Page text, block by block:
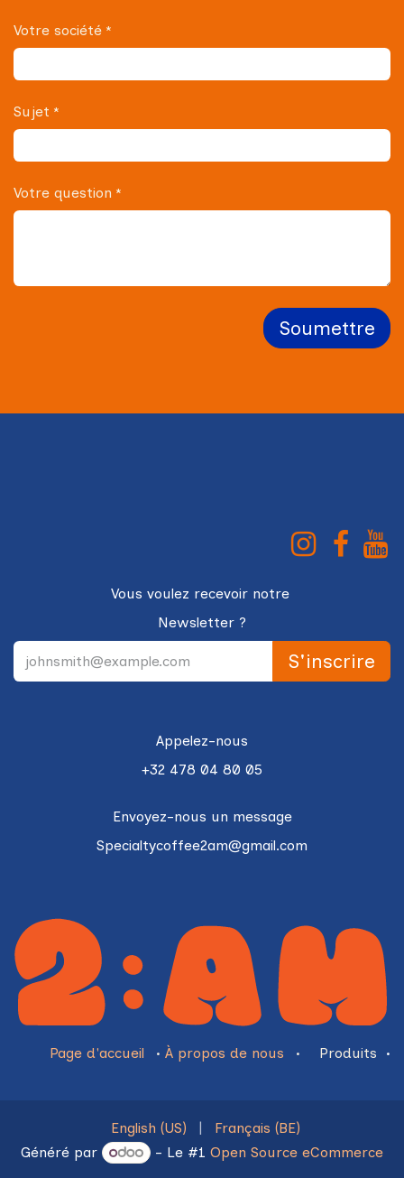
Votre société *
Sujet *
Votre question *
Soumettre
Vous voulez recevoir notre
Newsletter ?
S'inscrire
Appelez-nous
+32 478 04 80 05
Envoyez-nous un message
Specialtycoffee2am@gmail.com
Page d'accueil • À propos de nous • Produits •
English (US) |
Français (BE)
Généré par
- Le #1Open Source eCommerce